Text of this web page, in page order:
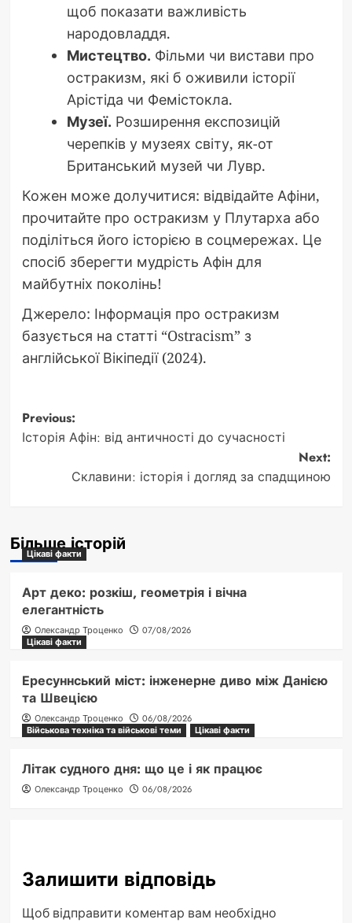
щоб показати важливість
народовладдя.
Мистецтво. Фільми чи вистави про
остракизм, які б оживили історії
Арістіда чи Фемістокла.
Музеї. Розширення експозицій
черепків у музеях світу, як-от
Британський музей чи Лувр.
Кожен може долучитися: відвідайте Афіни,
прочитайте про остракизм у Плутарха або
поділіться його історією в соцмережах. Це
спосіб зберегти мудрість Афін для
майбутніх поколінь!
Джерело: Інформація про остракизм
базується на статті “Ostracism” з
англійської Вікіпедії (2024).
Post
navigation
Previous:
Історія Афін: від античності до сучасності
Next:
Склавини: історія і догляд за спадщиною
Більше історій
Цікаві факти
Арт деко: розкіш, геометрія і вічна
елегантність
Олександр Троценко
07/08/2026
Цікаві факти
Ересуннський міст: інженерне диво між Данією
та Швецією
Олександр Троценко
06/08/2026
Військова техніка та військові теми
Цікаві факти
Літак судного дня: що це і як працює
Олександр Троценко 06/08/2026
Залишити відповідь
Щоб відправити коментар вам необхідно